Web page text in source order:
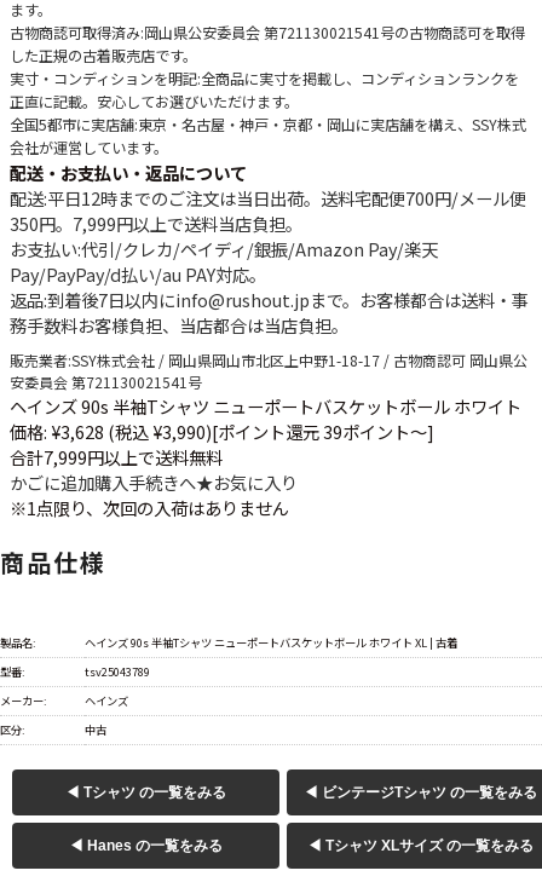
ます。
古物商認可取得済み:岡山県公安委員会 第721130021541号の古物商認可を取得
した正規の古着販売店です。
実寸・コンディションを明記:全商品に実寸を掲載し、コンディションランクを
正直に記載。安心してお選びいただけます。
全国5都市に実店舗:東京・名古屋・神戸・京都・岡山に実店舗を構え、SSY株式
会社が運営しています。
配送・お支払い・返品について
配送:平日12時までのご注文は当日出荷。送料宅配便700円/メール便
350円。 7,999円以上で送料当店負担。
お支払い:代引/クレカ/ペイディ/銀振/Amazon Pay/楽天
Pay/PayPay/d払い/au PAY対応。
返品:到着後7日以内にinfo@rushout.jpまで。お客様都合は送料・事
務手数料お客様負担、当店都合は当店負担。
販売業者:SSY株式会社 / 岡山県岡山市北区上中野1-18-17 / 古物商認可 岡山県公
安委員会 第721130021541号
ヘインズ 90s 半袖Tシャツ ニューポートバスケットボール ホワイト
価格: ¥3,628 (税込 ¥3,990)[ポイント還元 39ポイント～]
合計7,999円以上で送料無料
かごに追加購入手続きへ★お気に入り
※1点限り、次回の入荷はありません
商品仕様
製品名:
ヘインズ 90s 半袖Tシャツ ニューポートバスケットボール ホワイト XL | 古着
型番:
tsv25043789
メーカー:
ヘインズ
区分:
中古
◀ Tシャツ の一覧をみる ◀ ビンテージTシャツ の一覧をみる
◀ Hanes の一覧をみる ◀ Tシャツ XLサイズ の一覧をみる